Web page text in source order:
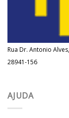
Rua Dr. Antonio
28941-156
AJUDA